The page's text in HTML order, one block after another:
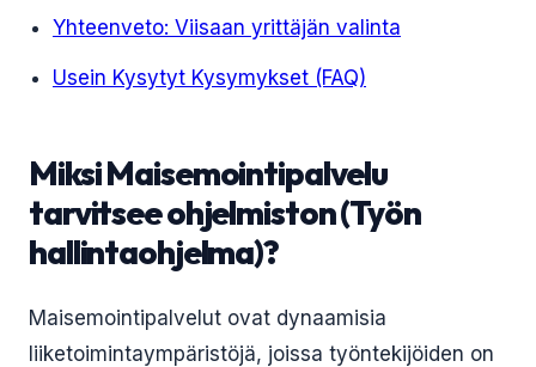
Yhteenveto: Viisaan yrittäjän valinta
Usein Kysytyt Kysymykset (FAQ)
Miksi Maisemointipalvelu
tarvitsee ohjelmiston (Työn
hallintaohjelma)?
Maisemointipalvelut ovat dynaamisia
liiketoimintaympäristöjä, joissa työntekijöiden on